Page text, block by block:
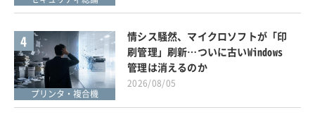
4
プリンタ・複合機
情シス騒然、マイクロソフトが「印
刷管理」刷新…ついに古いWindows
管理は消えるのか
2026/08/05